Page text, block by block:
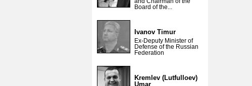
Board of the...
Ivanov Timur
Ex-Deputy Minister of
Defense of the Russian
Federation
Kremlev (Lutfulloev)
Umar